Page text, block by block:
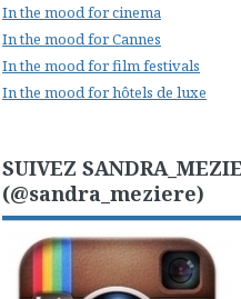
In the mood for cinema
In the mood for Cannes
In the mood for film festivals
In the mood for hôtels de luxe
SUIVEZ
(@sandra_meziere)